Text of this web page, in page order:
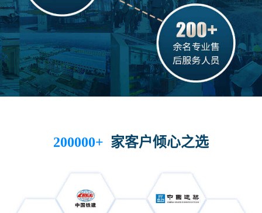
200000+ 家客户倾心之选